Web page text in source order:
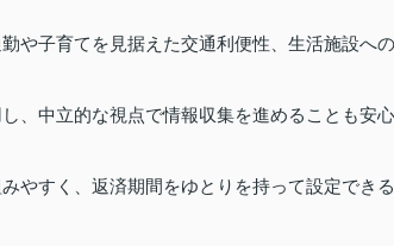
や子育てを見据えた交通利便性、生活施設への
、中立的な視点で情報収集を進めることも安心
やすく、返済期間をゆとりを持って設定できる